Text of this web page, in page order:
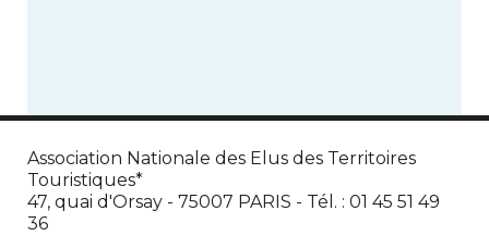
Association Nationale des Elus des Territoires
Touristiques*
47, quai d'Orsay - 75007 PARIS - Tél. : 01 45 51 49
36